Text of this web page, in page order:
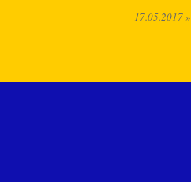
17.05.2017»